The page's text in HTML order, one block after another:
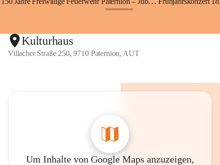
Kulturhaus
Villacher Straße 250, 9710 Paternion, AUT
Um Inhalte von Google Maps anzuzeigen,